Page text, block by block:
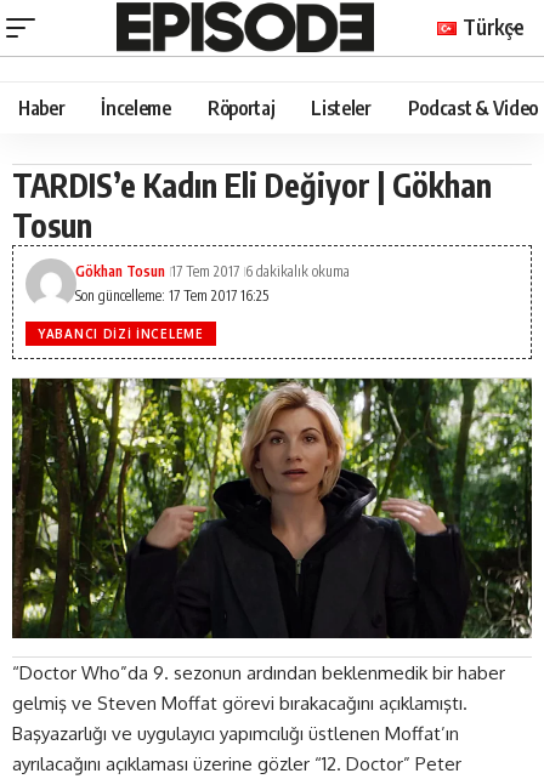
Türkçe
Haber İnceleme Röportaj Listeler Podcast & Video
TARDIS’e Kadın Eli Değiyor | Gökhan
Tosun
Son güncelleme: 17 Tem 2017 16:25
Gökhan Tosun 17 Tem 2017 6 dakikalık okuma
YABANCI DIZI İNCELEME
“Doctor Who”da 9. sezonun ardından beklenmedik bir haber
gelmiş ve Steven Moffat görevi bırakacağını açıklamıştı.
Başyazarlığı ve uygulayıcı yapımcılığı üstlenen Moffat’ın
ayrılacağını açıklaması üzerine gözler “12. Doctor” Peter